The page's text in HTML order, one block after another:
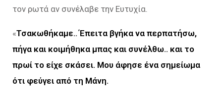
τον ρωτά αν συνέλαβε την Ευτυχία.
«Τσακωθήκαμε.. Έπειτα βγήκα να περπατήσω,
πήγα και κοιμήθηκα μπας και συνέλθω.. και το
πρωί το είχε σκάσει. Μου άφησε ένα σημείωμα
ότι φεύγει από τη Μάνη.